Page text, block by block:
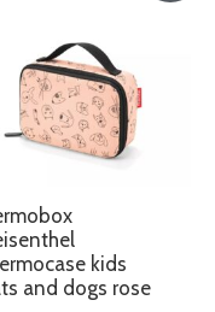
kids
and dogs rose